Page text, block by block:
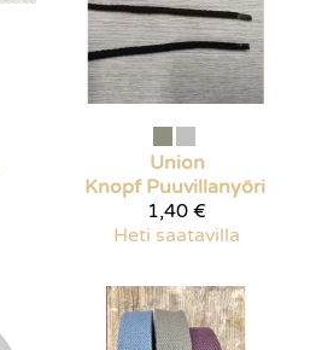
Union
Knopf Puuvillanyöri
1,40 €
Heti saatavilla